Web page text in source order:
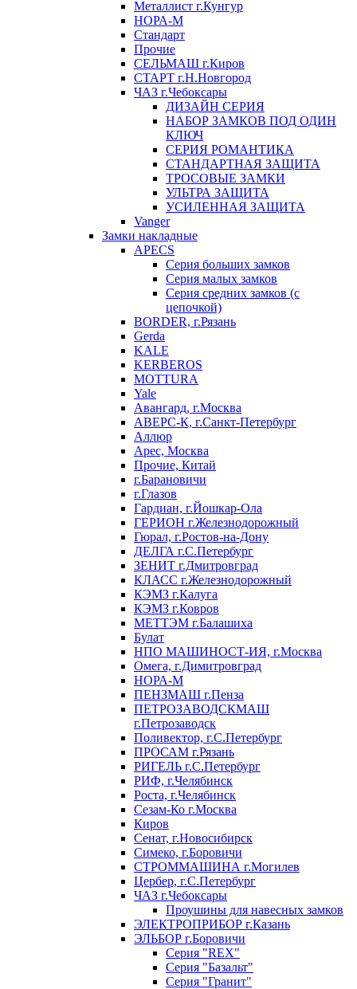
Металлист г.Кунгур
НОРА-М
Стандарт
Прочие
СЕЛЬМАШ г.Киров
СТАРТ г.Н.Новгород
ЧАЗ г.Чебоксары
ДИЗАЙН СЕРИЯ
НАБОР ЗАМКОВ ПОД ОДИН
КЛЮЧ
СЕРИЯ РОМАНТИКА
СТАНДАРТНАЯ ЗАЩИТА
ТРОСОВЫЕ ЗАМКИ
УЛЬТРА ЗАЩИТА
УСИЛЕННАЯ ЗАЩИТА
Vanger
Замки накладные
APECS
Серия больших замков
Серия малых замков
Серия средних замков (с
цепочкой)
BORDER, г.Рязань
Gerda
KALE
KERBEROS
MOTTURA
Yale
Авангард, г.Москва
АВЕРС-К, г.Санкт-Петербург
Аллюр
Арес, Москва
Прочие, Китай
г.Барановичи
г.Глазов
Гардиан, г.Йошкар-Ола
ГЕРИОН г.Железнодорожный
Гюрал, г.Ростов-на-Дону
ДЕЛГА г.С.Петербург
ЗЕНИТ г.Дмитровград
КЛАСС г.Железнодорожный
КЭМЗ г.Калуга
КЭМЗ г.Ковров
МЕТТЭМ г.Балашиха
Булат
НПО МАШИНОСТ-ИЯ, г.Москва
Омега, г.Димитровград
НОРА-М
ПЕНЗМАШ г.Пенза
ПЕТРОЗАВОДСКМАШ
г.Петрозаводск
Поливектор, г.С.Петербург
ПРОСАМ г.Рязань
РИГЕЛЬ г.С.Петербург
РИФ, г.Челябинск
Роста, г.Челябинск
Сезам-Ко г.Москва
Киров
Сенат, г.Новосибирск
Симеко, г.Боровичи
СТРОММАШИНА г.Могилев
Цербер, г.С.Петербург
ЧАЗ г.Чебоксары
Проушины для навесных замков
ЭЛЕКТРОПРИБОР г.Казань
ЭЛЬБОР г.Боровичи
Серия "REX"
Серия "Базальт"
Серия "Гранит"